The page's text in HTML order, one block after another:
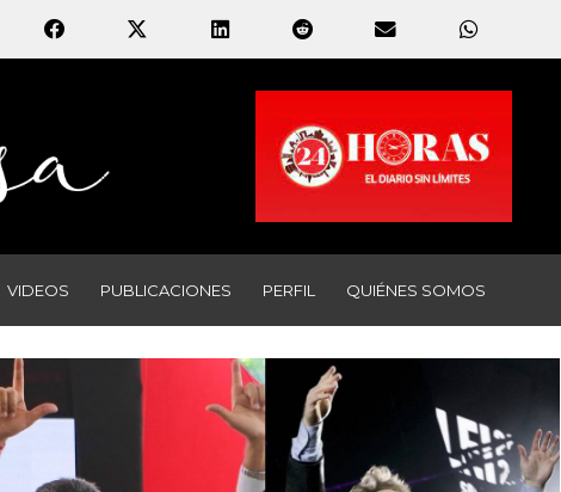
VIDEOS PUBLICACIONES PERFIL QUIÉNES SOMOS